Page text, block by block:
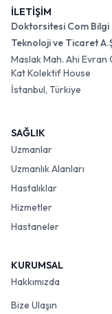
İLETİŞİM
Doktorsitesi Com Bilgi
Teknoloji ve Ticaret
Maslak Mah. Ahi Evran
Kat Kolektif House
İstanbul, Türkiye
SAĞLIK
Uzmanlar
Uzmanlık Alanları
Hastalıklar
Hizmetler
Hastaneler
KURUMSAL
Hakkımızda
Bize Ulaşın